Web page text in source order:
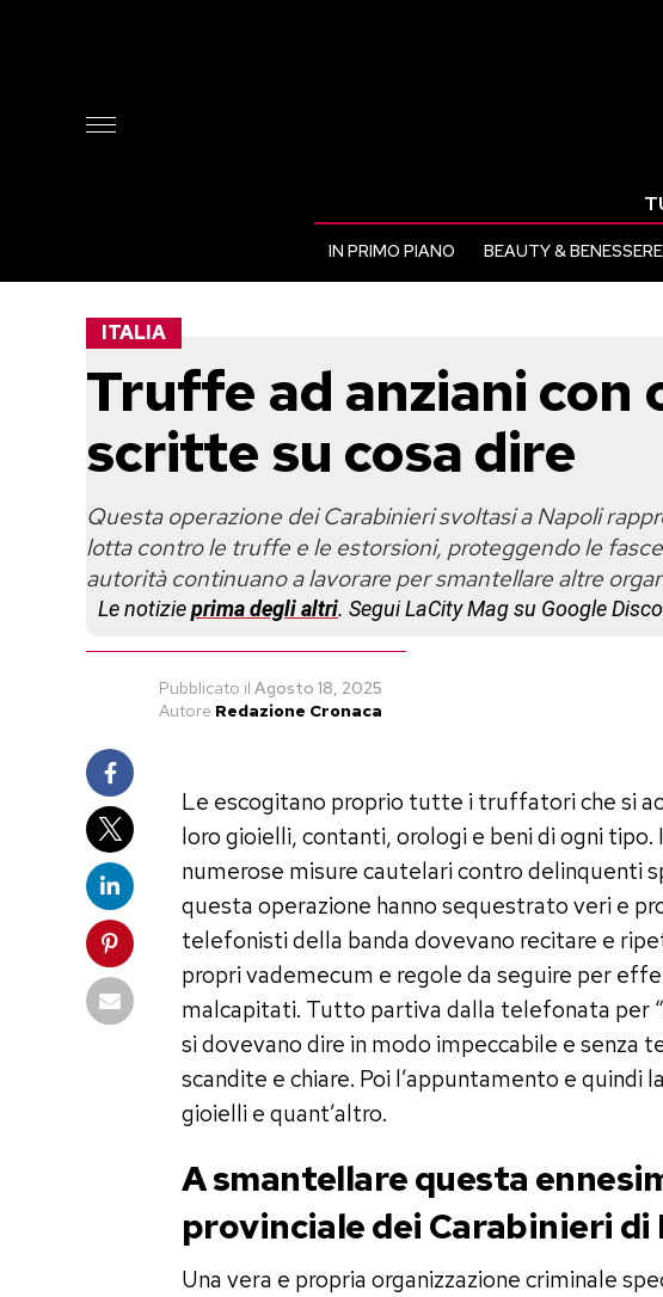
IN PRIMO PIANO BEAUTY & BENESSERE
ITALIA
Truffe ad anziani con
scritte su cosa dire
Questa operazione dei Carabinieri svoltasi a Napoli
lotta contro le truffe e le estorsioni, proteggendo le
autorità continuano a lavorare per smantellare altre
Le notizieprima degli altri. Segui LaCity Mag su Google
Pubblicato il Agosto 18, 2025
Autore Redazione Cronaca
Le escogitano proprio tutte i truffatori che si
loro gioielli, contanti, orologi e beni di ogni
numerose misure cautelari contro delinquenti
questa operazione hanno sequestrato veri e
telefonisti della banda dovevano recitare e
propri vademecum e regole da seguire per
malcapitati. Tutto partiva dalla telefonata per
si dovevano dire in modo impeccabile e senza
scandite e chiare. Poi l’appuntamento e quindi
gioielli e quant’altro.
A smantellare questa
provinciale dei Carabinieri di
Una vera e propria organizzazione criminale